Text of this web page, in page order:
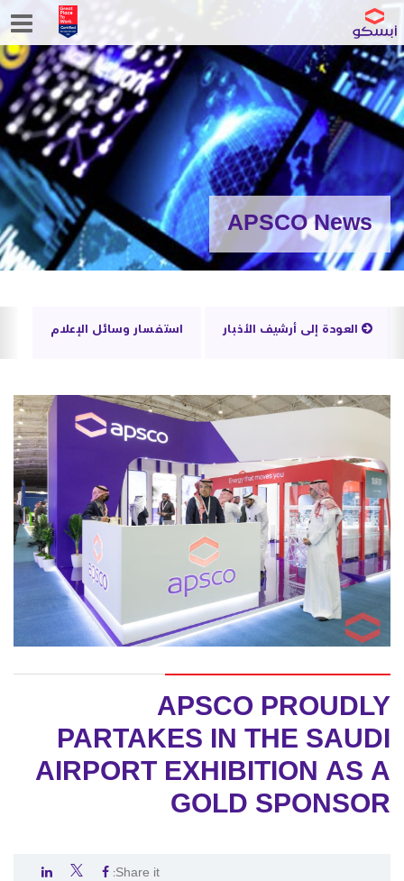
APSCO News
العودة إلى أرشيف الأخبار استفسار وسائل الإعلام
APSCO PROUDLY
PARTAKES IN THE SAUDI
AIRPORT EXHIBITION AS A
GOLD SPONSOR
Share it: